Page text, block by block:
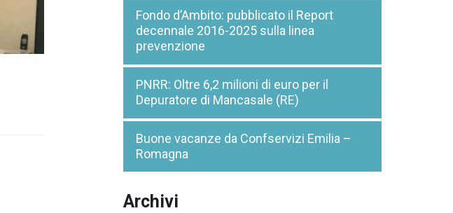
Fondo d’Ambito: pubblicato il Report
decennale 2016-2025 sulla linea
prevenzione
PNRR: Oltre 6,2 milioni di euro per il
Depuratore di Mancasale (RE)
Buone vacanze da Confservizi Emilia –
Romagna
Archivi